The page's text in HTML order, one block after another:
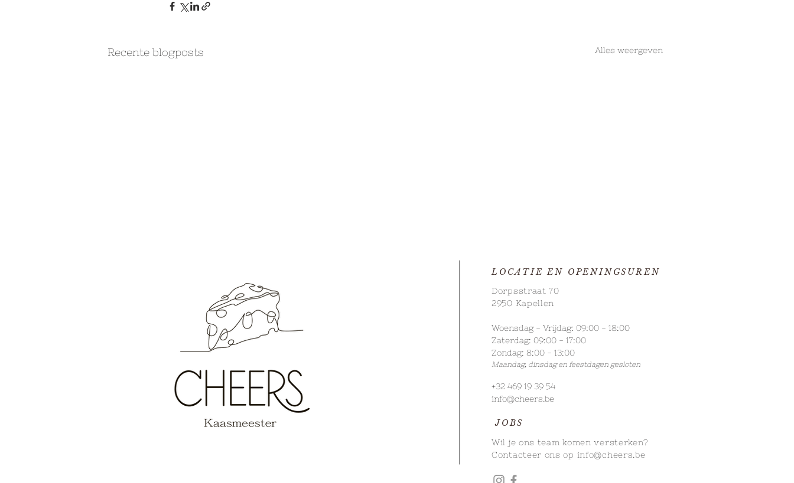
Recente blogposts Alles weergeven
ONZE SMAAKSAFARI...keert
LOCATIE EN OPENINGSUREN
Dorpsstraat 70
2950 Kapellen
Woensdag - Vrijdag: 09:00 - 18:00
Zaterdag: 09:00 - 17:00
Zondag: 8:00 - 13:00
Maandag, dinsdagen feestdagen gesloten
+32 469 19 39 54
info@cheers.be
JOBS
Wil je ons team komen versterken?
Contacteer ons op info@cheers.be